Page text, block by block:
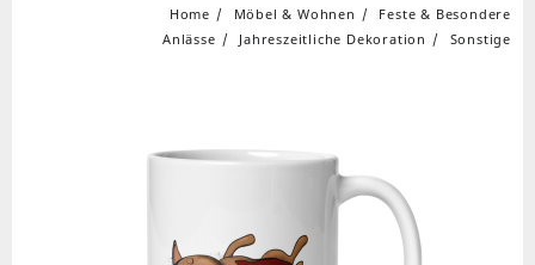
Home Möbel & Wohnen
Feste & Besondere
Anlässe
Jahreszeitliche Dekoration Sonstige